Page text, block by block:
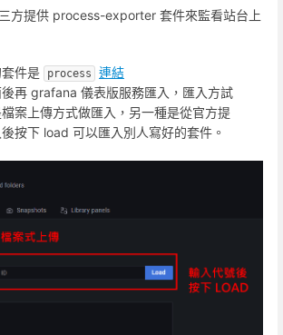
提供 process-exporter 套件來監看站台上
件是 process
連結
再 grafana 儀表版服務匯入，匯入方試
案上傳方式做匯入，另一種是從官方提
按下 load 可以匯入別人寫好的套件。